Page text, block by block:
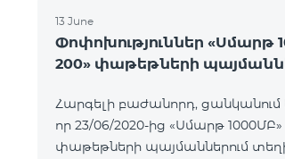
13 June
Փոփոխություններ «Սմարթ
200» փաթեթների
Հարգելի բաժանորդ, ցանկանում
որ 23/06/2020-ից «Սմարթ
փաթեթների պայմաններում տեղի